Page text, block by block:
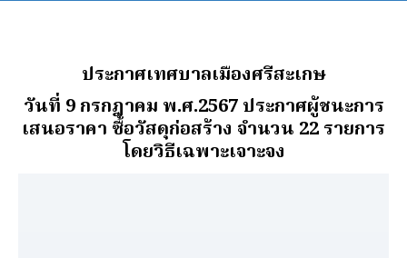
ประกาศเทศบาลเมืองศรีสะเกษ
วันที่ 9 กรกฎาคม พ.ศ.2567 ประกาศผู้ชนะการ
เสนอราคา ซื้อวัสดุก่อสร้าง จำนวน 22 รายการ
โดยวิธีเฉพาะเจาะจง